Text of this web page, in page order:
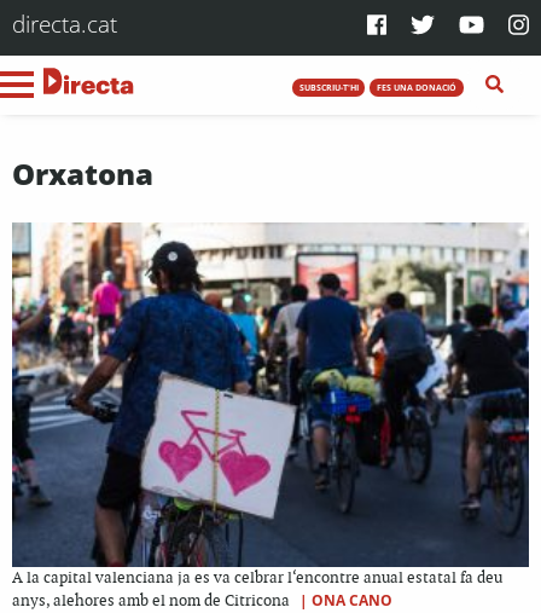
directa.cat
SUBSCRIU-T'HI FES UNA DONACIÓ
Orxatona
A la capital valenciana ja es va celbrar l‘encontre anual estatal fa deu
anys, alehores amb el nom de Citricona
| ONA CANO